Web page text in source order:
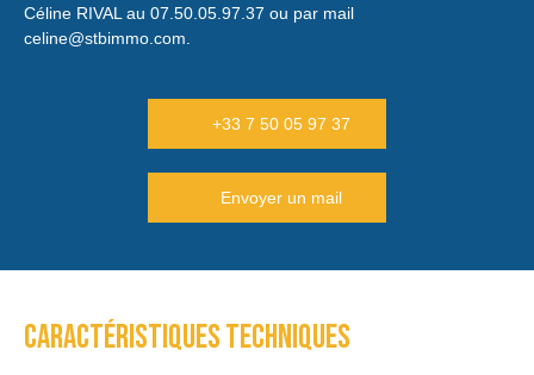
Céline RIVAL au 07.50.05.97.37 ou par mail
celine@stbimmo.com.
+33 7 50 05 97 37
Envoyer un mail
Caractéristiques techniques